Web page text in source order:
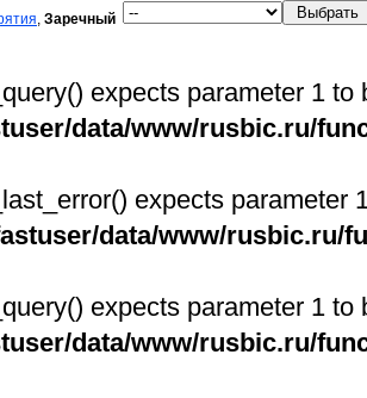
, Заречный
expects parameter 1
data/www/rusbic.ru/
expects parameter
data/www/rusbic.ru/
expects parameter 1
data/www/rusbic.ru/